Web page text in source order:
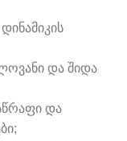
და შიდა
და